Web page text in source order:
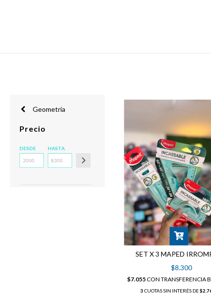
Geometría
Precio
DESDE HASTA
SET X 3 MAPED
$8.300
$7.055CON TRANSFERENCIA
3 CUOTAS SIN INTERÉS DE